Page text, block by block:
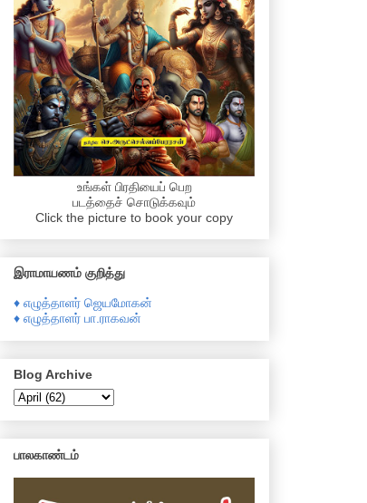
உங்கள் பிரதியைப் பெற
படத்தைச் சொடுக்கவும்
Click the picture to book your copy
இராமாயணம் குறித்து
♦ எழுத்தாளர் ஜெயமோகன்
♦ எழுத்தாளர் பா.ராகவன்
Blog Archive
பாலகாண்டம்